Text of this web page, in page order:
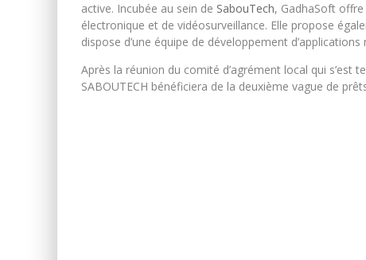
active. Incubée au sein de SabouTech, GadhaSoft
électronique et de vidéosurveillance. Elle propose
dispose d’une équipe de développement
Après la réunion du comité d’agrément local qui s’est
SABOUTECH bénéficiera de la deuxième vague de